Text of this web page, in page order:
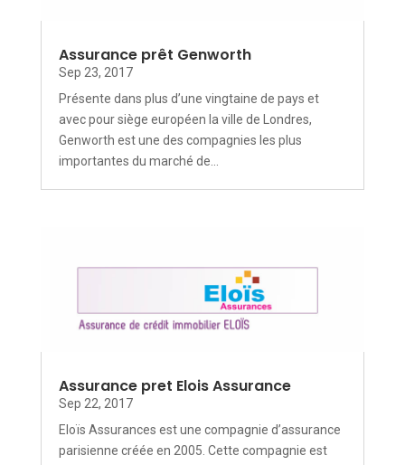
Assurance prêt Genworth
Sep 23, 2017
Présente dans plus d’une vingtaine de pays et
avec pour siège européen la ville de Londres,
Genworth est une des compagnies les plus
importantes du marché de...
Assurance pret Elois Assurance
Sep 22, 2017
Eloïs Assurances est une compagnie d’assurance
parisienne créée en 2005. Cette compagnie est